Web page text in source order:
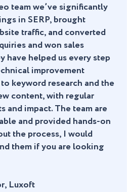
team we’ve significantly
in SERP, brought
traffic, and converted
and won sales
have helped us every step
improvement
keyword research and the
content, with regular
and impact. The team are
and provided hands-on
the process, I would
them if you are looking
Luxoft